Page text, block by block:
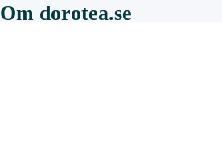
Om dorotea.se